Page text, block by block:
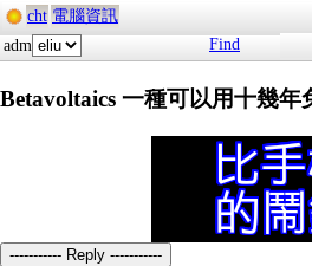
cht 電腦資訊
adm
Find
Betavoltaics 一種可以用十幾年
----------- Reply -----------